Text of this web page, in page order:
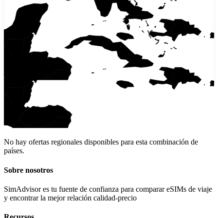
No hay ofertas regionales disponibles para esta combinación de
países.
Sobre nosotros
SimAdvisor es tu fuente de confianza para comparar eSIMs de viaje
y encontrar la mejor relación calidad-precio